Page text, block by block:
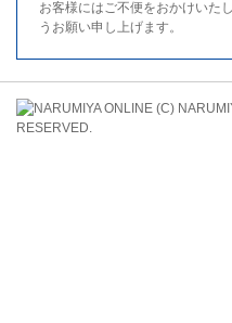
お客様にはご不便をおかけいた
うお願い申し上げます。